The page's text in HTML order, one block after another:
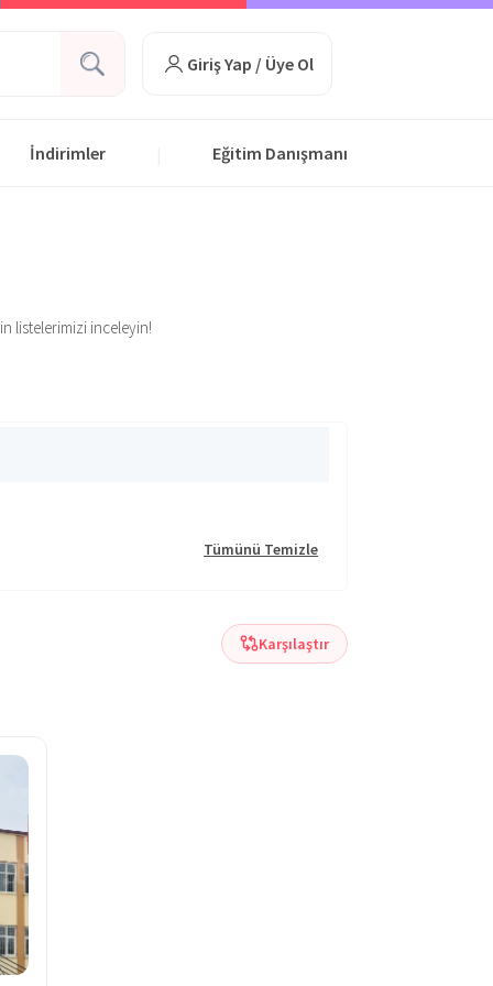
Giriş Yap / Üye Ol
İndirimler Eğitim Danışmanı
listelerimizi inceleyin!
Tümünü Temizle
Karşılaştır